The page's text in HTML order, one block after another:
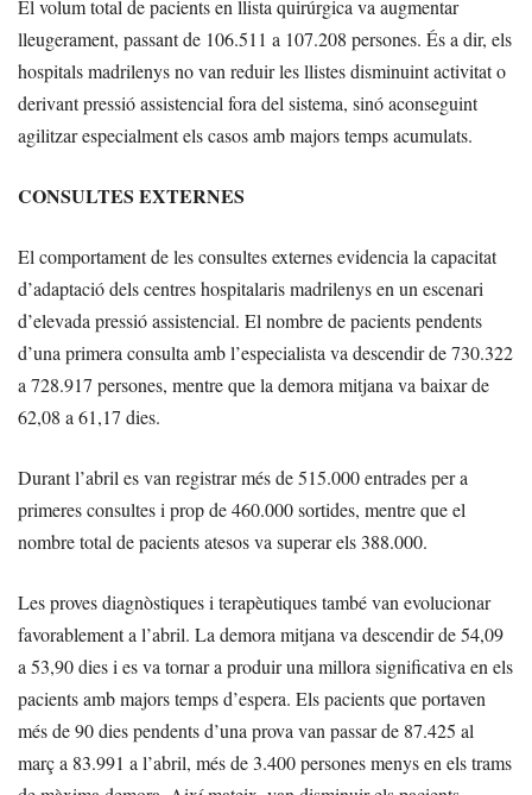
El volum total de pacients en llista quirúrgica va augmentar
lleugerament, passant de 106.511 a 107.208 persones. És a dir, els
hospitals madrilenys no van reduir les llistes disminuint activitat o
derivant pressió assistencial fora del sistema, sinó aconseguint
agilitzar especialment els casos amb majors temps acumulats.
CONSULTES EXTERNES
El comportament de les consultes externes evidencia la capacitat
d’adaptació dels centres hospitalaris madrilenys en un escenari
d’elevada pressió assistencial. El nombre de pacients pendents
d’una primera consulta amb l’especialista va descendir de 730.322
a 728.917 persones, mentre que la demora mitjana va baixar de
62,08 a 61,17 dies.
Durant l’abril es van registrar més de 515.000 entrades per a
primeres consultes i prop de 460.000 sortides, mentre que el
nombre total de pacients atesos va superar els 388.000.
Les proves diagnòstiques i terapèutiques també van evolucionar
favorablement a l’abril. La demora mitjana va descendir de 54,09
a 53,90 dies i es va tornar a produir una millora significativa en els
pacients amb majors temps d’espera. Els pacients que portaven
més de 90 dies pendents d’una prova van passar de 87.425 al
març a 83.991 a l’abril, més de 3.400 persones menys en els trams